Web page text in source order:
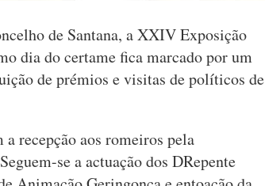
de Santana, a XXIV Exposição
dia do certame fica marcado por um
de prémios e visitas de políticos de
recepção aos romeiros pela
se a actuação dos DRepente